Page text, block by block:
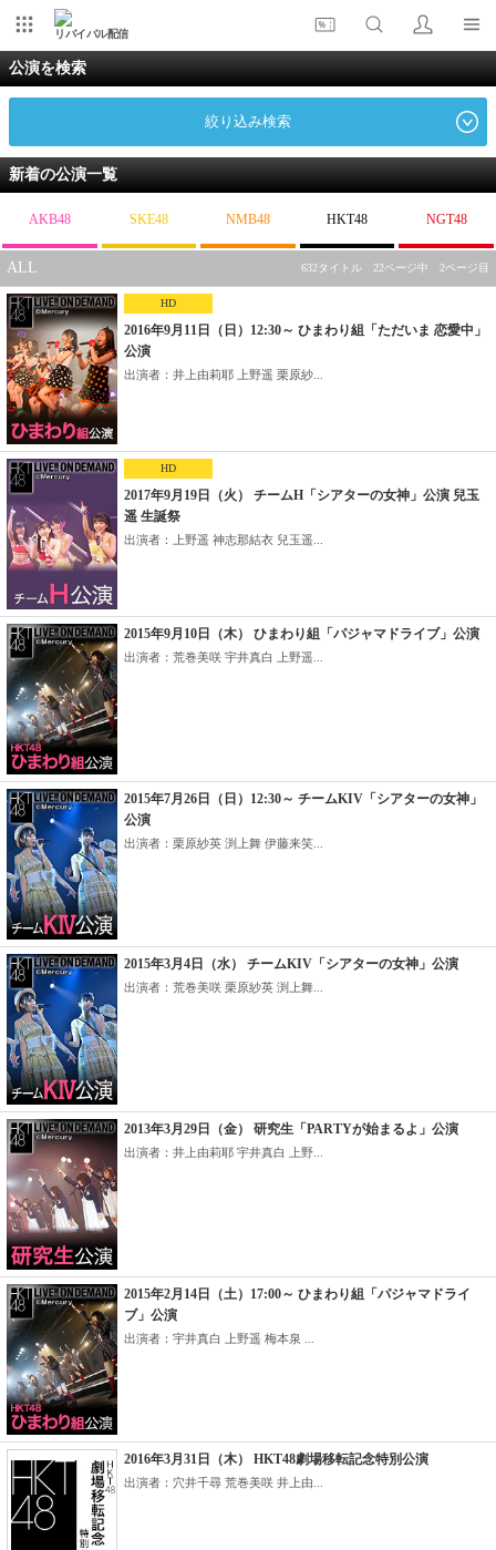
リバイバル配信
公演を検索
絞り込み検索
新着の公演一覧
AKB48 SKE48 NMB48 HKT48 NGT48
ALL 632タイトル 22ページ中 2ページ目
HD
2016年9月11日（日）12:30～ ひまわり組「ただいま 恋愛中」
公演
出演者：井上由莉耶 上野遥 栗原紗...
HD
2017年9月19日（火） チームH「シアターの女神」公演 兒玉
遥 生誕祭
出演者：上野遥 神志那結衣 兒玉遥...
2015年9月10日（木） ひまわり組「パジャマドライブ」公演
出演者：荒巻美咲 宇井真白 上野遥...
2015年7月26日（日）12:30～ チームKIV「シアターの女神」
公演
出演者：栗原紗英 渕上舞 伊藤来笑...
2015年3月4日（水） チームKIV「シアターの女神」公演
出演者：荒巻美咲 栗原紗英 渕上舞...
2013年3月29日（金） 研究生「PARTYが始まるよ」公演
出演者：井上由莉耶 宇井真白 上野...
2015年2月14日（土）17:00～ ひまわり組「パジャマドライ
ブ」公演
出演者：宇井真白 上野遥 梅本泉 ...
2016年3月31日（木） HKT48劇場移転記念特別公演
出演者：穴井千尋 荒巻美咲 井上由...